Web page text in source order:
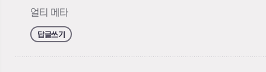
얼티 메타
답글쓰기